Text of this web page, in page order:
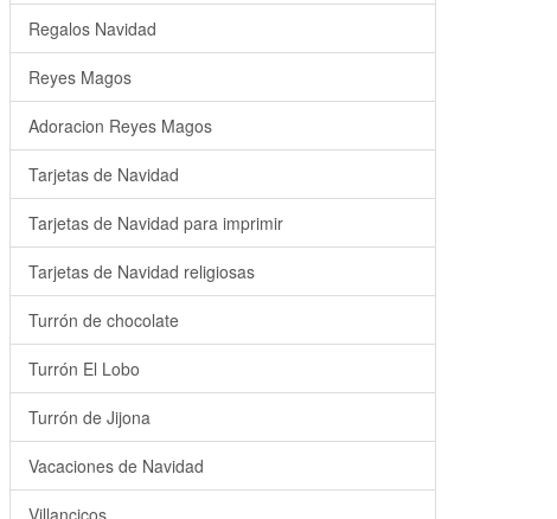
Regalos Navidad
Reyes Magos
Adoracion Reyes Magos
Tarjetas de Navidad
Tarjetas de Navidad para imprimir
Tarjetas de Navidad religiosas
Turrón de chocolate
Turrón El Lobo
Turrón de Jijona
Vacaciones de Navidad
Villancicos